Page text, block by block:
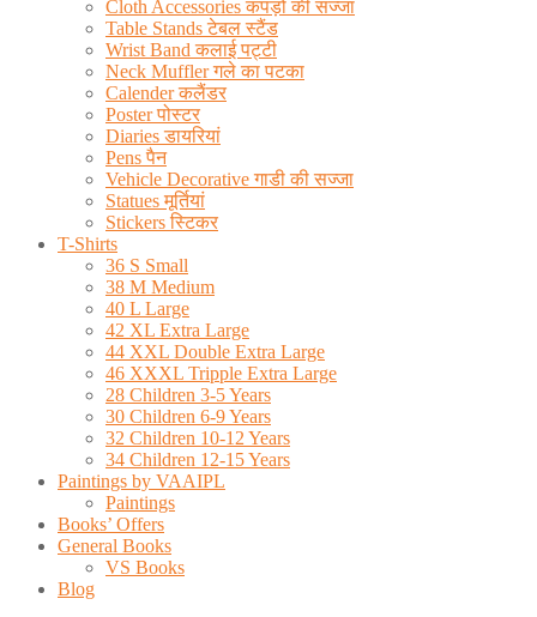
Cloth Accessories कपड़ों की सज्जा
Table Stands टेबल स्टैंड
Wrist Band कलाई पट्टी
Neck Muffler गले का पटका
Calender कलैंडर
Poster पोस्टर
Diaries डायरियां
Pens पैन
Vehicle Decorative गाडी की सज्जा
Statues मूर्तियां
Stickers स्टिकर
T-Shirts
36 S Small
38 M Medium
40 L Large
42 XL Extra Large
44 XXL Double Extra Large
46 XXXL Tripple Extra Large
28 Children 3-5 Years
30 Children 6-9 Years
32 Children 10-12 Years
34 Children 12-15 Years
Paintings by VAAIPL
Paintings
Books’ Offers
General Books
VS Books
Blog